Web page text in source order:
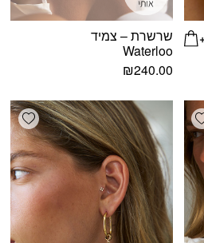
שרשרת – צמיד
Waterloo
₪240.00
Add wishlist